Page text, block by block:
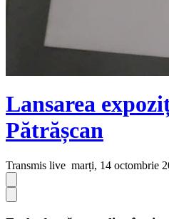
Lansarea
Pătrășcan
Transmis live marți, 14 octombrie